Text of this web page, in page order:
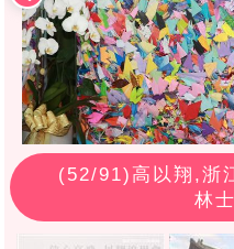
(52/91)高以翔,浙
林